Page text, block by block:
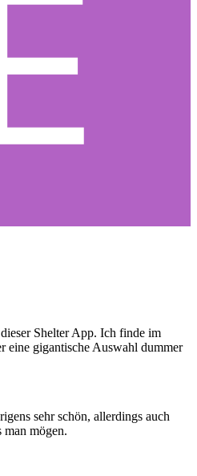
Shelter App. Ich finde im
eine gigantische Auswahl dummer
sehr schön, allerdings auch
man mögen.